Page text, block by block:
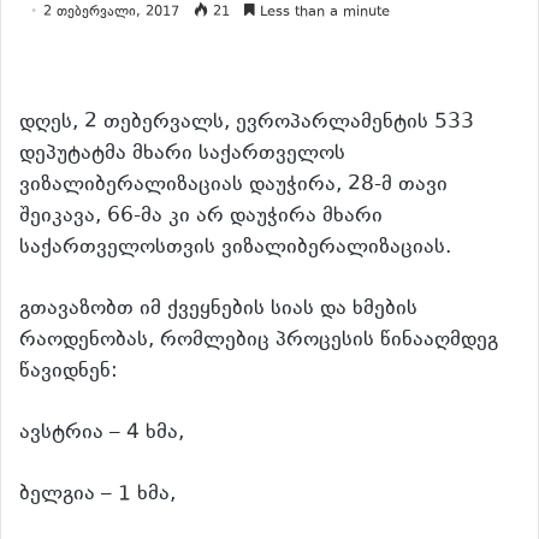
2 თებერვალი, 2017 21 Less than a minute
დღეს, 2 თებერვალს, ევროპარლამენტის 533
დეპუტატმა მხარი საქართველოს
ვიზალიბერალიზაციას დაუჭირა, 28-მ თავი
შეიკავა, 66-მა კი არ დაუჭირა მხარი
საქართველოსთვის ვიზალიბერალიზაციას.
გთავაზობთ იმ ქვეყნების სიას და ხმების
რაოდენობას, რომლებიც პროცესის წინააღმდეგ
წავიდნენ:
ავსტრია – 4 ხმა,
ბელგია – 1 ხმა,